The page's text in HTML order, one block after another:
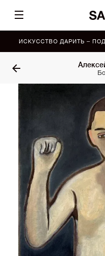
ИСКУССТВО ДАРИТЬ –